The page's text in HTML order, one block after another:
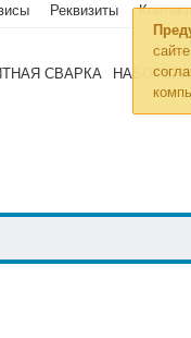
Реквизиты
СВАРКА НАБОРЫ